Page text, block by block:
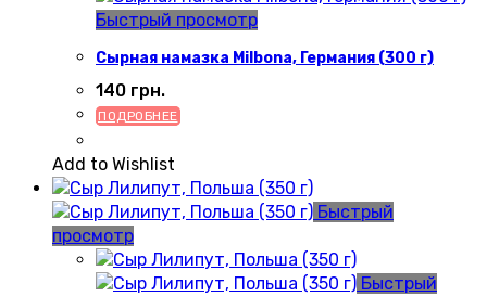
Быстрый просмотр
Сырная намазка Milbona, Германия (300 г)
140 грн.
ПОДРОБНЕЕ
Add to Wishlist
Быстрый
просмотр
Быстрый